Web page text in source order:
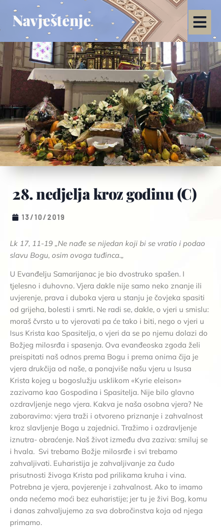
Navještenje
28. nedjelja kroz godinu (C)
13/10/2019
Lk 17, 11-19 „Ne nađe se nijedan koji bi se vratio i podao
slavu Bogu, osim ovoga tuđinca.„
U Evanđelju Samarijanac je bio dvostruko spašen. I
tjelesno i duhovno. Vjera dakle nije samo neko znanje ili
uvjerenje, prava i duboka vjera u stanju je čovjeka spasiti
od grijeha, bolesti i smrti. Ne radi se, dakle, o vjeri u smislu:
moraš čvrsto u to vjerovati pa će tako i biti, nego o vjeri u
Isus Krista kao Spasitelja, o vjeri da se po njemu dolazi do
Božjeg milosrđa i spasenja. Ova evanđeoska zgoda želi
preispitati naš odnos prema Bogu i prema onima čija je
vjera drukčija od naše, a ponajviše našu vjeru u Isusa
Krista kojeg u bogoslužju usklikom «Kyrie eleison»
zazivamo kao Gospodina i Spasitelja. Nije bilo glavno
ozdravljenje nego vjera. Kakva je naša osobna vjera? Ne
zaboravimo: vjera traži i otvoreno priznanje i zahvalnost
kroz slavljenje Boga u zajednici. Tražimo i ozdravljenje
iznutra- obraćenje. Naš život između dva zaziva: smiluj se
i hvala. Svi trebamo Božje milosrđe i svi trebamo
zahvaljivati. Euharistija je zahvaljivanje za čudo
prisutnosti živoga Krista pod prilikama kruha i vina.
Potrebna je vjera, povjerenje i zahvalnost. Ako to imamo
onda nećemo moći bez euharistije; jer tu je živi Bog, komu
i danas zahvaljujemo za sva dobročinstva koja od njega
primamo.